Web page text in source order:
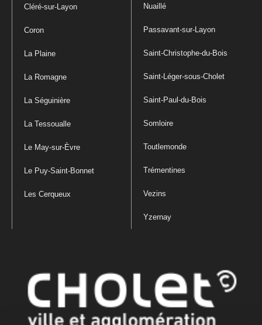
Cléré-sur-Layon
Coron
La Plaine
La Romagne
La Séguinière
La Tessoualle
Le May-sur-Èvre
Le Puy-Saint-Bonnet
Les Cerqueux
Nuaillé
Passavant-sur-Layon
Saint-Christophe-du-Bois
Saint-Léger-sous-Cholet
Saint-Paul-du-Bois
Somloire
Toutlemonde
Trémentines
Vezins
Yzernay